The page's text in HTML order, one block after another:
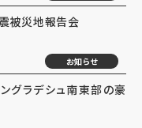
被災地報告会
お知らせ
グラデシュ南東部の豪